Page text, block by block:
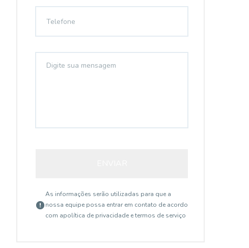
As informações serão utilizadas para que a
nossa equipe possa entrar em contato de acordo
com apolítica de privacidade e termos de serviço